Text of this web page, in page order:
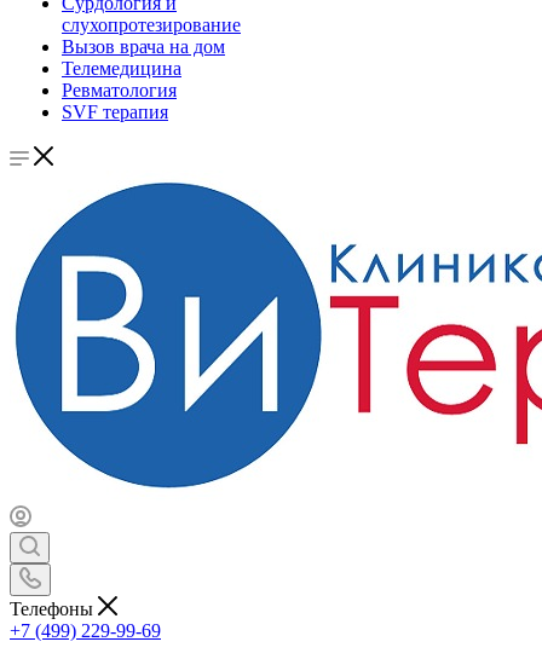
слухопротезирование
Вызов врача на дом
Телемедицина
Ревматология
SVF терапия
Телефоны
+7 (499) 229-99-69